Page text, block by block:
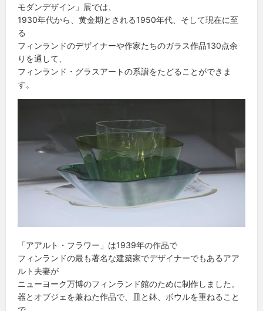
モダンデザイン」展では、
1930年代から、黄金期とされる1950年代、そして現在に至
る
フィンランドのデザイナーや作家たちのガラス作品130点余
りを通して、
フィンランド・グラスアートの系譜をたどることができま
す。
「アアルト・フラワー」は1939年の作品で
フィンランドの最も著名な建築家でデザイナーでもあるアア
ルト夫妻が
ニューヨーク万博のフィンランド館のために制作しました。
器とオブジェを兼ねた作品で、皿と鉢、ボウルを重ねること